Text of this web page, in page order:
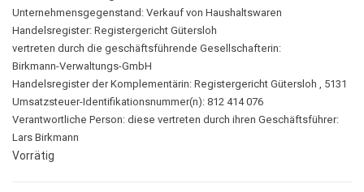
Unternehmensgegenstand: Verkauf von Haushaltswaren
Handelsregister: Registergericht Gütersloh
vertreten durch die geschäftsführende Gesellschafterin:
Birkmann-Verwaltungs-GmbH
Handelsregister der Komplementärin: Registergericht Gütersloh , 5131
Umsatzsteuer-Identifikationsnummer(n): 812 414 076
Verantwortliche Person: diese vertreten durch ihren Geschäftsführer:
Lars Birkmann
Vorrätig